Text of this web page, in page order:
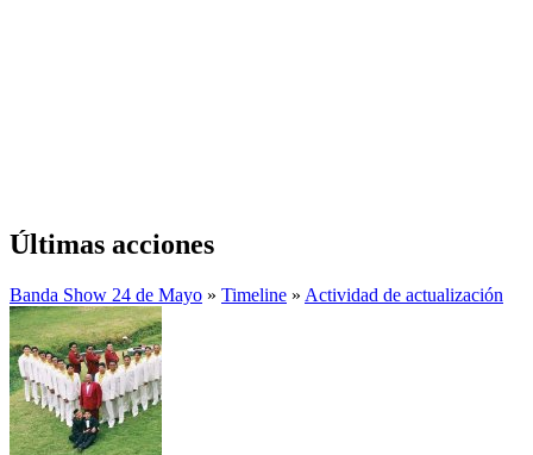
Últimas acciones
Banda Show 24 de Mayo » Timeline » Actividad de actualización